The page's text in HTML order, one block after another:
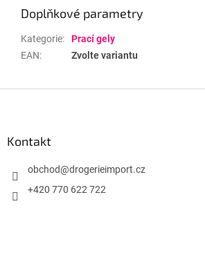
Doplňkové parametry
Kategorie:
Prací gely
EAN: Zvolte variantu
Kontakt
obchod@drogerieimport.cz
+420 770 622 722